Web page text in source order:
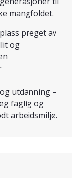
mangfoldet.
preget av
og
utdanning –
faglig og
arbeidsmiljø.